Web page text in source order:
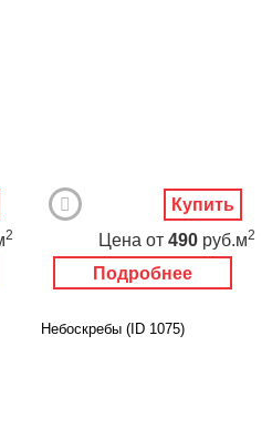
2
Подробнее
Цена от 490 руб.м2
Купить
Небоскребы (ID 1075)